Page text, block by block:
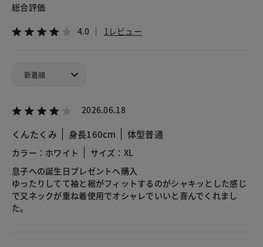
総合評価
4.0 1レビュー
2026.06.18
くんたくみ 身長160cm 体型普通
カラー：ホワイト
サイズ：XL
息子への誕生日プレゼントへ購入
ゆったりしてて袖と裾がフィットするのがシャキッとした感じ
で又ネックが重ね着使用でオシャレでいいと喜んでくれまし
た。